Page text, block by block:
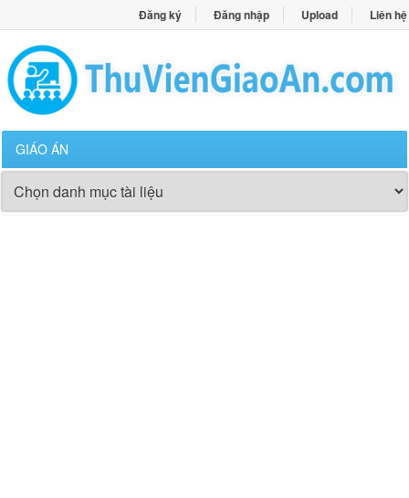
Đăng ký Đăng nhập Upload Liên hệ
GIÁO ÁN